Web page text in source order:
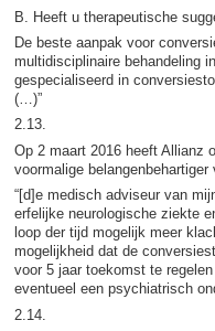
B. Heeft u therapeutische
De beste aanpak voor
multidisciplinaire behandeling
gespecialiseerd in
(…)”
2.13.
Op 2 maart 2016 heeft Allianz
voormalige
“[d]e medisch adviseur van
erfelijke neurologische ziekte
loop der tijd mogelijk meer
mogelijkheid dat de
voor 5 jaar toekomst te
eventueel een psychiatrisch
2.14.